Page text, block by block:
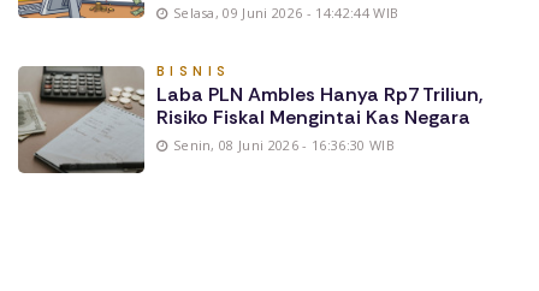
Selasa, 09 Juni 2026 - 14:42:44 WIB
BISNIS
Laba PLN Ambles Hanya Rp7 Triliun,
Risiko Fiskal Mengintai Kas Negara
Senin, 08 Juni 2026 - 16:36:30 WIB